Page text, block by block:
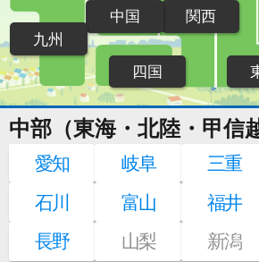
関西
中国
四国
九州
中部（東海・北陸・甲信
愛知 岐阜 三重
石川
富山
福井
長野
山梨 新潟